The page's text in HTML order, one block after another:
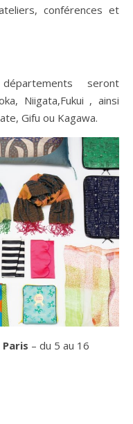
conférences et
seront
Niigata,Fukui , ainsi
Gifu ou Kagawa.
– du 5 au 16